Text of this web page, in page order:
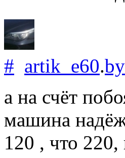
# artik_e60.by
а на счёт
машина
120 , что 220,